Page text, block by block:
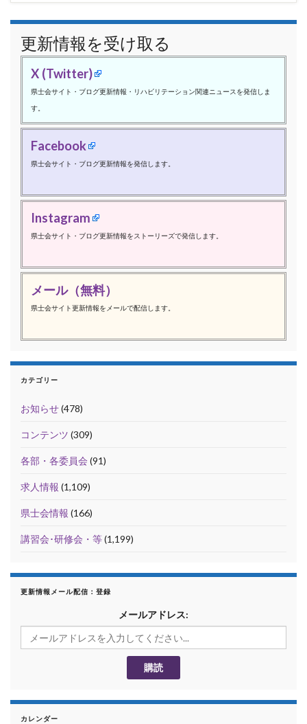
更新情報を受け取る
X (Twitter)
県士会サイト・ブログ更新情報・リハビリテーション関連ニュースを発信しま
す。
Facebook
県士会サイト・ブログ更新情報を発信します。
Instagram
県士会サイト・ブログ更新情報をストーリーズで発信します。
メール（無料）
県士会サイト更新情報をメールで配信します。
カテゴリー
お知らせ(478)
コンテンツ (309)
各部・各委員会 (91)
求人情報 (1,109)
県士会情報 (166)
講習会･研修会・等(1,199)
更新情報メール配信：登録
メールアドレス:
カレンダー